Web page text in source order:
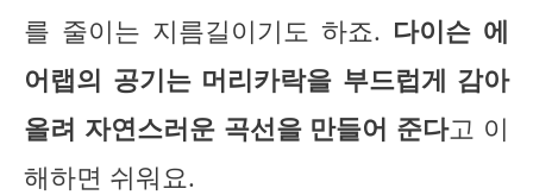
를 줄이는 지름길이기도 하죠. 다이슨 에
어랩의 공기는 머리카락을 부드럽게 감아
올려 자연스러운 곡선을 만들어 준다고 이
해하면 쉬워요.